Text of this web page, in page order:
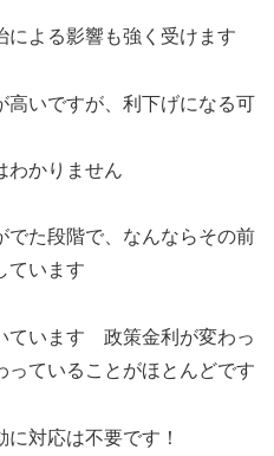
による影響も強く受けます
高いですが、利下げになる可
わかりません
でた段階で、なんならその前
ています
ています 政策金利が変わっ
っていることがほとんどです
対応は不要です！